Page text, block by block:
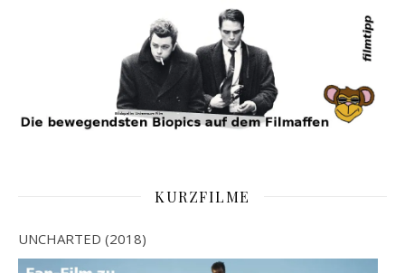
KURZFILME
UNCHARTED (2018)